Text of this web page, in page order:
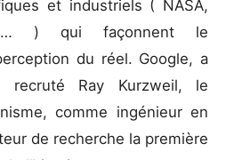
et industriels ( NASA,
) qui façonnent le
du réel. Google, a
recruté Ray Kurzweil, le
comme ingénieur en
de recherche la première